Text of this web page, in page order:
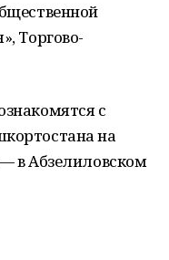
Торгово-
с
на
в Абзелиловском